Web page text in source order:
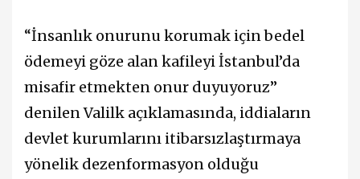
“İnsanlık onurunu korumak için bedel
ödemeyi göze alan kafileyi İstanbul’da
misafir etmekten onur duyuyoruz”
denilen Valilk açıklamasında, iddiaların
devlet kurumlarını itibarsızlaştırmaya
yönelik dezenformasyon olduğu